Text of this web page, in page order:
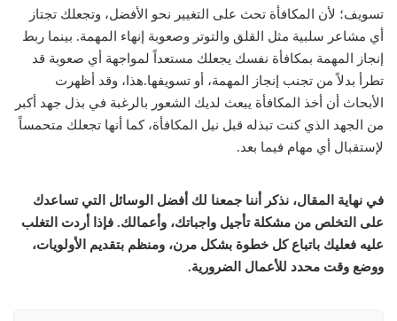
تسويف؛ لأن المكافأة تحث على التغيير نحو الأفضل، وتجعلك تجتاز
أي مشاعر سلبية مثل القلق والتوتر وصعوبة إنهاء المهمة. بينما ربط
إنجاز المهمة بمكافأة نفسك يجعلك مستعداً لمواجهة أي صعوبة قد
تطرأ بدلاً من تجنب إنجاز المهمة، أو تسويفها.هذا، وقد أظهرت
الأبحاث أن أخذ المكافأة يبعث لديك الشعور بالرغبة في بذل جهد أكبر
من الجهد الذي كنت تبذله قبل نيل المكافأة، كما أنها تجعلك متحمساً
لإستقبال أي مهام فيما بعد.
في نهاية المقال، نذكر أننا جمعنا لك أفضل الوسائل التي تساعدك
على التخلص من مشكلة تأجيل واجباتك، وأعمالك. فإذا أردت التغلب
عليه فعليك باتباع كل خطوة بشكل مرن، ومنظم بتقديم الأولويات،
ووضع وقت محدد للأعمال الضرورية.